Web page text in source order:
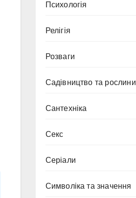
Психологія
Релігія
Розваги
Садівництво та рослини
Сантехніка
Секс
Серіали
Символіка та значення